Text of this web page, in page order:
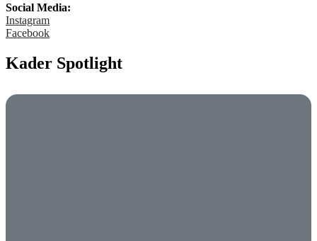
Social Media:
Instagram
Facebook
Kader Spotlight